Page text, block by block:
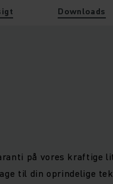
Downloads
på vores kraftige
til din oprindelige